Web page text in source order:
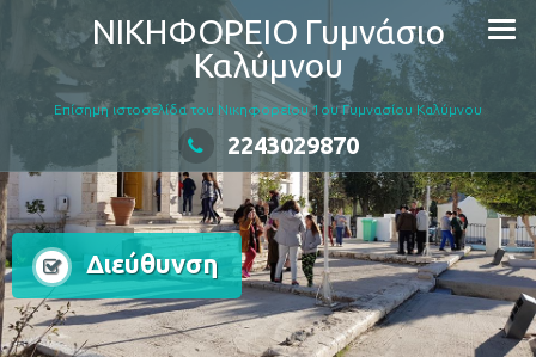
content
ΝΙΚΗΦΟΡΕΙΟ Γυμνάσιο
Καλύμνου
Επίσημη ιστοσελίδα του Νικηφορείου 1ου Γυμνασίου Καλύμνου
2243029870
Διεύθυνση